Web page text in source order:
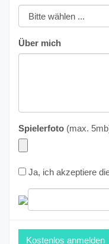
Über mich
Spielerfoto (max.
Ja, ich akzeptiere